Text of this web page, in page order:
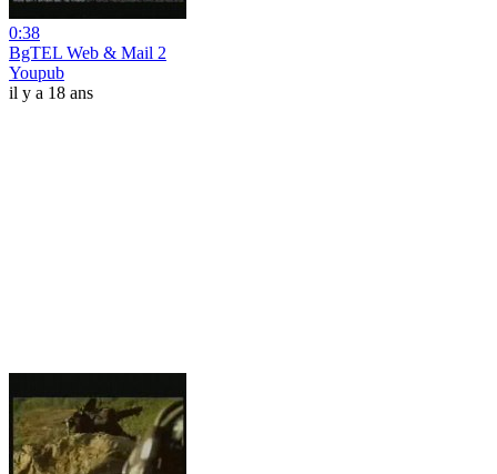
0:38
BgTEL Web & Mail 2
Youpub
il y a 18 ans